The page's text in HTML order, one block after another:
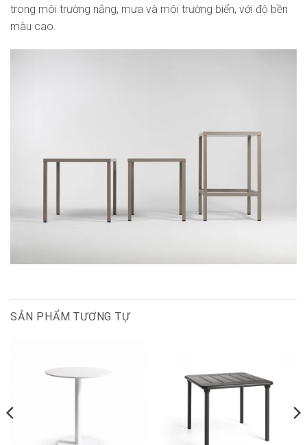
trong môi trường nắng, mưa và môi trường biển, với độ bền
màu cao.
SẢN PHẨM TƯƠNG TỰ